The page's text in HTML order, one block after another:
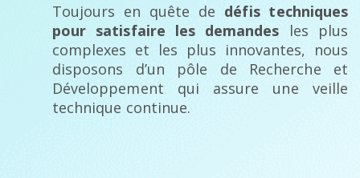
Toujours en quête de défis techniques
pour satisfaire les demandes les plus
complexes et les plus innovantes, nous
disposons d’un pôle de Recherche et
Développement qui assure une veille
technique continue.